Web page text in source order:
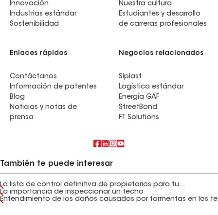
Innovación
Industrias estándar
Sostenibilidad
Nuestra cultura
Estudiantes y desarrollo
de carreras profesionales
Enlaces rápidos
Contáctanos
Información de patentes
Blog
Noticias y notas de
prensa
Negocios relacionados
Siplast
Logística estándar
Energía GAF
StreetBond
FT Solutions
También te puede interesar
La lista de control definitiva de propietarios para tu...
La importancia de inspeccionar un techo